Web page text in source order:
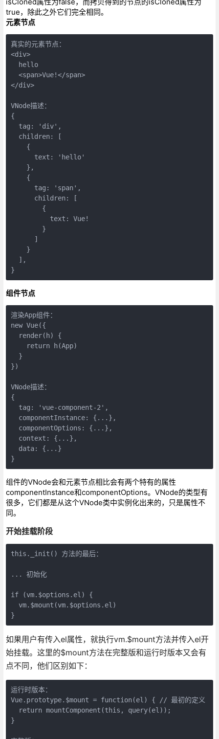
true，除此之外它们完全相同。
元素节点
真实的元素节点：
<div>
  hello
  <span>Vue!</span>
</div>
VNode描述：
{
  tag: 'div',
  children: [
    {
      text: 'hello'
    },
    {
      tag: 'span',
      children: [
        {
          text: Vue!
        }
      ]
    }
  ],
组件节点
渲染App组件：
new Vue({
  render(h) {
    return h(App)
  }
})
VNode描述：
{
  tag: 'vue-component-2',
  componentInstance: {...},
  componentOptions: {...},
  context: {...},
  data: {...}
组件的VNode会和元素节点相比会有两个特有的属性
componentInstance和componentOptions。VNode的类型有
很多，它们都是从这个VNode类中实例化出来的，只是属性不
同。
开始挂载阶段
this._init() 方法的最后：
... 初始化
if (vm.$options.el) {
  vm.$mount(vm.$options.el)
如果用户有传入el属性，就执行vm.$mount方法并传入el开
始挂载。这里的$mount方法在完整版和运行时版本又会有
点不同，他们区别如下：
运行时版本：
Vue.prototype.$mount = function(el) { // 最初的定义
  return mountComponent(this, query(el));
}